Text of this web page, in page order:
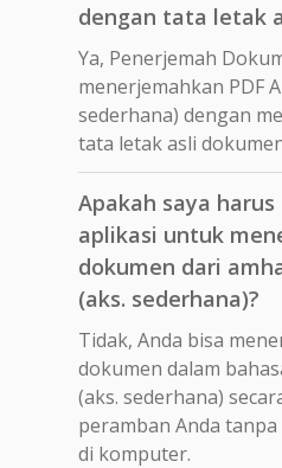
dengan tata letak
Ya, Penerjemah
menerjemahkan PDF
sederhana) dengan
tata letak asli
Apakah saya
aplikasi untuk
dokumen dari
(aks. sederhana)?
Tidak, Anda bisa
dokumen dalam
(aks. sederhana)
peramban Anda
di komputer.